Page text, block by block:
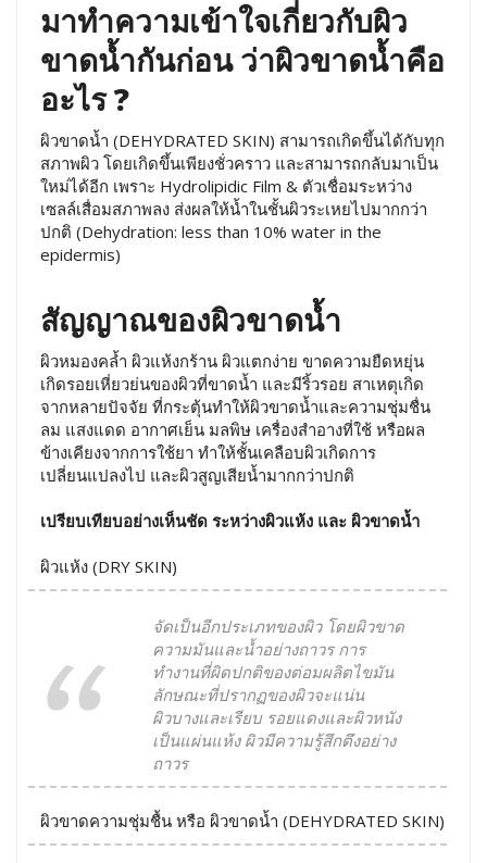
มาทำความเข้าใจเกี่ยวกับผิว
ขาดน้ำกันก่อน ว่าผิวขาดน้ำคือ
อะไร ?
ผิวขาดน้ำ (DEHYDRATED SKIN) สามารถเกิดขึ้นได้กับทุก
สภาพผิว โดยเกิดขึ้นเพียงชั่วคราว และสามารถกลับมาเป็น
ใหม่ได้อีก เพราะ Hydrolipidic Film & ตัวเชื่อมระหว่าง
เซลล์เสื่อมสภาพลง ส่งผลให้น้ำในชั้นผิวระเหยไปมากกว่า
ปกติ (Dehydration: less than 10% water in the
epidermis)
สัญญาณของผิวขาดน้ำ
ผิวหมองคล้ำ ผิวแห้งกร้าน ผิวแตกง่าย ขาดความยืดหยุ่น
เกิดรอยเหี่ยวย่นของผิวที่ขาดน้ำ และมีริ้วรอย สาเหตุเกิด
จากหลายปัจจัย ที่กระตุ้นทำให้ผิวขาดน้ำและความชุ่มชื่น
ลม แสงแดด อากาศเย็น มลพิษ เครื่องสำอางที่ใช้ หรือผล
ข้างเคียงจากการใช้ยา ทำให้ชั้นเคลือบผิวเกิดการ
เปลี่ยนแปลงไป และผิวสูญเสียน้ำมากกว่าปกติ
เปรียบเทียบอย่างเห็นชัด ระหว่างผิวแห้ง และ ผิวขาดน้ำ
ผิวแห้ง (DRY SKIN)
จัดเป็นอีกประเภทของผิว โดยผิวขาด
ความมันและน้ำอย่างถาวร การ
ทำงานที่ผิดปกติของต่อมผลิตไขมัน
ลักษณะที่ปรากฏของผิวจะแน่น
ผิวบางและเรียบ รอยแดงและผิวหนัง
เป็นแผ่นแห้ง ผิวมีความรู้สึกตึงอย่าง
ถาวร
ผิวขาดความชุ่มชื้น หรือ ผิวขาดน้ำ (DEHYDRATED SKIN)